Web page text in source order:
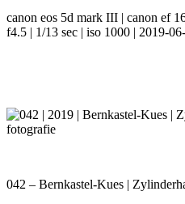
canon eos 5d mark III | canon ef
f4.5 | 1/13 sec | iso 1000 | 2019-
042 – Bernkastel-Kues |